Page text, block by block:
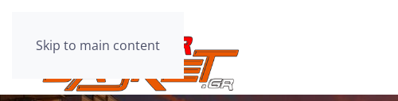
Skip to main content